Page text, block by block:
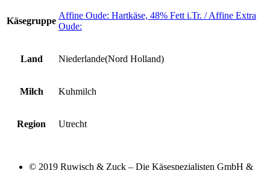
Käsegruppe
Affine Oude: Hartkäse, 48% Fett i.Tr. / Affine Extra
Oude:
Land Niederlande(Nord Holland)
Milch Kuhmilch
Region Utrecht
© 2019 Ruwisch & Zuck – Die Käsespezialisten GmbH &